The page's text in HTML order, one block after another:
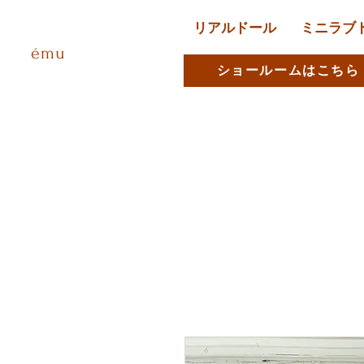
ému
リアルドール ミニラブ
ショールームはこちら